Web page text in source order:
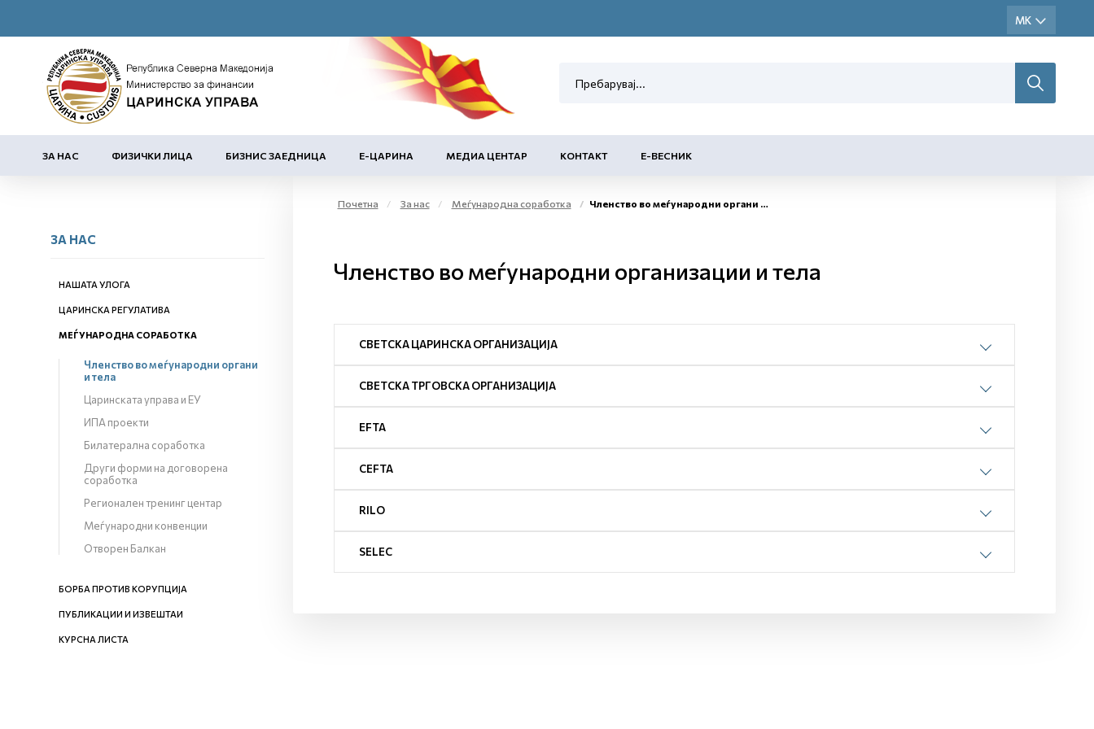
ЗА НАС ФИЗИЧКИ ЛИЦА БИЗНИС ЗАЕДНИЦА Е-ЦАРИНА МЕДИА ЦЕНТАР КОНТАКТ Е-ВЕСНИК
ЗА НАС
НАШАТА УЛОГА
ЦАРИНСКА РЕГУЛАТИВА
МЕЃУНАРОДНА СОРАБОТКА
Членство во меѓународни органи
и тела
Царинската управа и ЕУ
ИПА проекти
Билатерална соработка
Други форми на договорена
соработка
Регионален тренинг центар
Меѓународни конвенции
Отворен Балкан
БОРБА ПРОТИВ КОРУПЦИЈА
ПУБЛИКАЦИИ И ИЗВЕШТАИ
КУРСНА ЛИСТА
Почетна За нас Меѓународна соработка Членство во меѓународни органи и тела
Членство во меѓународни организации и тела
СВЕТСКА ЦАРИНСКА ОРГАНИЗАЦИЈА
СВЕТСКА ТРГОВСКА ОРГАНИЗАЦИЈА
EFTA
CEFTA
RILO
SELEC